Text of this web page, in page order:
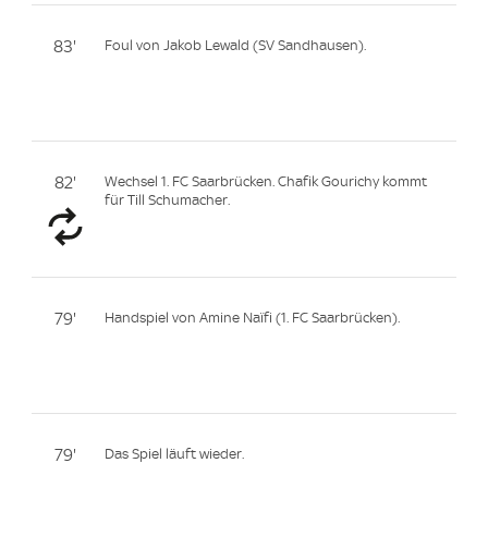
83' Foul von Jakob Lewald (SV Sandhausen).
82'
Wechsel 1. FC Saarbrücken. Chafik Gourichy kommt
für Till Schumacher.
79' Handspiel von Amine Naïfi (1. FC Saarbrücken).
79' Das Spiel läuft wieder.